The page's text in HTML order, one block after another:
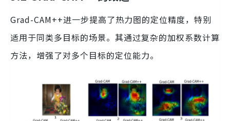
Grad-CAM++进一步提高了热力图的定位精度，特别
适用于同类多目标的场景。其通过复杂的加权系数计算
方法，增强了对多个目标的定位能力。